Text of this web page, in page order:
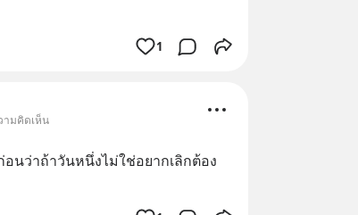
1
ามคิดเห็น
นว่าถ้าวันหนึ่งไม่ใช่อยากเลิกต้อง